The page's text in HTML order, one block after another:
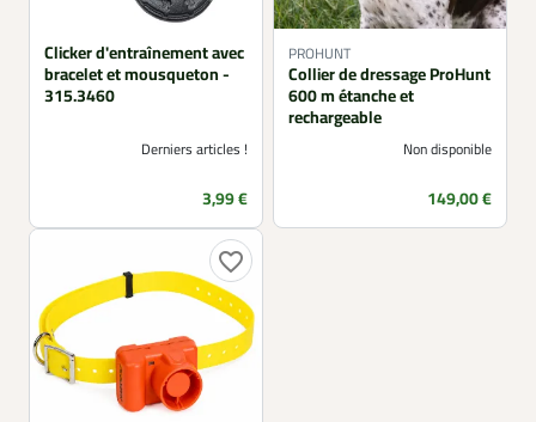
Clicker d'entraînement avec
bracelet et mousqueton -
315.3460
Derniers articles !
Prix
3,99 €
PROHUNT
Collier de dressage ProHunt
600 m étanche et
rechargeable
Non disponible
Prix
149,00 €
favorite_border